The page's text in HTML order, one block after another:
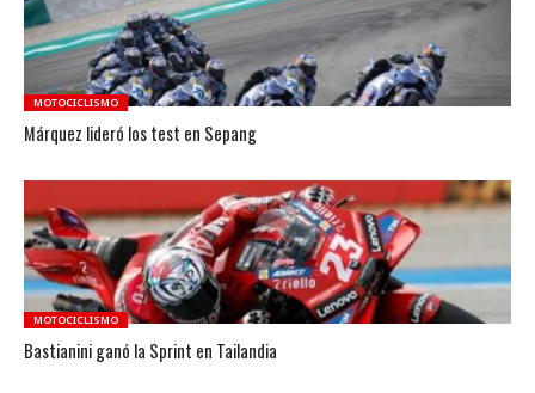
MOTOCICLISMO
Márquez lideró los test en Sepang
MOTOCICLISMO
Bastianini ganó la Sprint en Tailandia